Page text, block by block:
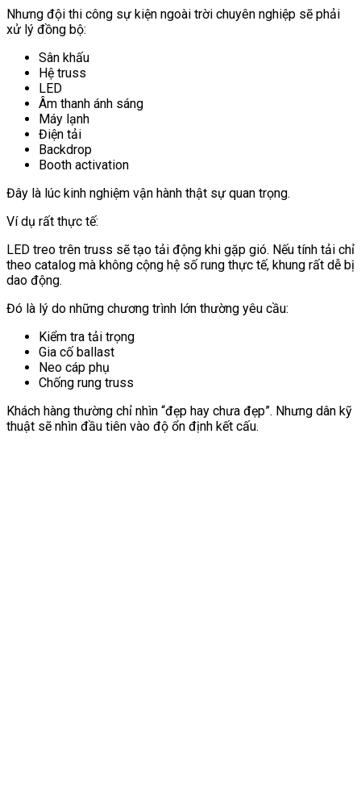
Nhưng đội thi công sự kiện ngoài trời chuyên nghiệp sẽ phải
xử lý đồng bộ:
Sân khấu
Hệ truss
LED
Âm thanh ánh sáng
Máy lạnh
Điện tải
Backdrop
Booth activation
Đây là lúc kinh nghiệm vận hành thật sự quan trọng.
Ví dụ rất thực tế:
LED treo trên truss sẽ tạo tải động khi gặp gió. Nếu tính tải chỉ
theo catalog mà không cộng hệ số rung thực tế, khung rất dễ bị
dao động.
Đó là lý do những chương trình lớn thường yêu cầu:
Kiểm tra tải trọng
Gia cố ballast
Neo cáp phụ
Chống rung truss
Khách hàng thường chỉ nhìn “đẹp hay chưa đẹp”. Nhưng dân kỹ
thuật sẽ nhìn đầu tiên vào độ ổn định kết cấu.